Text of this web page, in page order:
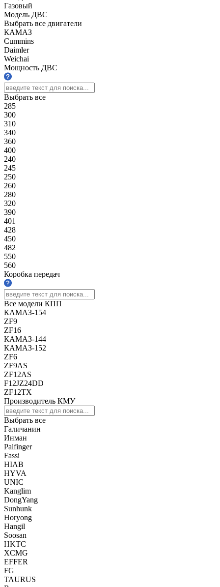
Газовый
Модель ДВС
Выбрать все двигатели
КАМАЗ
Cummins
Daimler
Weichai
Мощность ДВС
Выбрать все
285
300
310
340
360
400
240
245
250
260
280
320
390
401
428
450
482
550
560
Коробка передач
Все модели КПП
КАМАЗ-154
ZF9
ZF16
КАМАЗ-144
КАМАЗ-152
ZF6
ZF9AS
ZF12AS
F12JZ24DD
ZF12TX
Производитель КМУ
Выбрать все
Галичанин
Инман
Palfinger
Fassi
HIAB
HYVA
UNIC
Kanglim
DongYang
Sunhunk
Horyong
Hangil
Soosan
HKTC
XCMG
EFFER
FG
TAURUS